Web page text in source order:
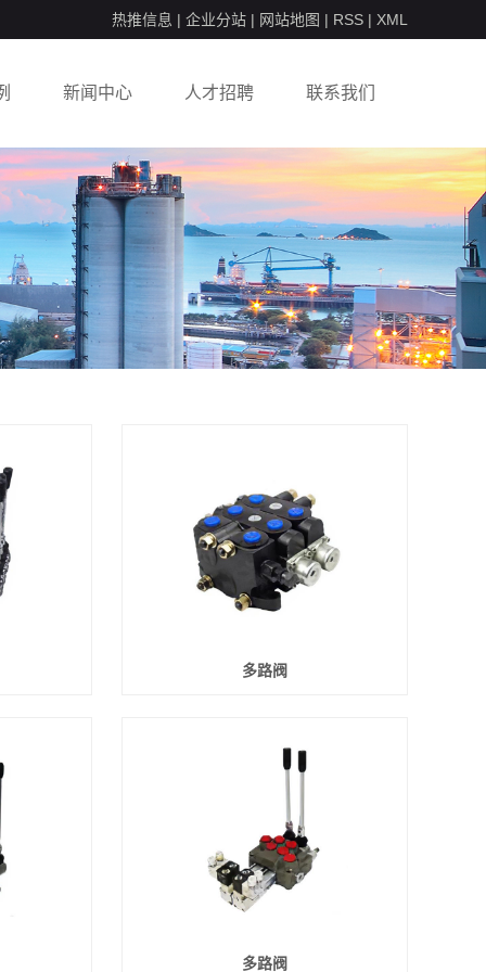
热推信息 | 企业分站 | 网站地图 | RSS | XML
新闻中心
公司新闻
行业动态
常见问答
人才招聘
校园招聘
社会招聘
联系我们
多路阀
多路阀